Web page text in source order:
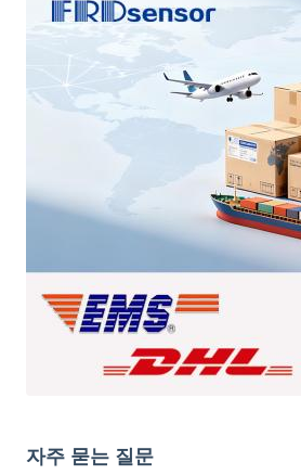
자주 묻는 질문